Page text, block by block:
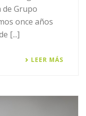
,S.A.
estrictamente
nos puede
para identificarle,
electrónico o correo
de Grupo
once años
[...]
LEER MÁS